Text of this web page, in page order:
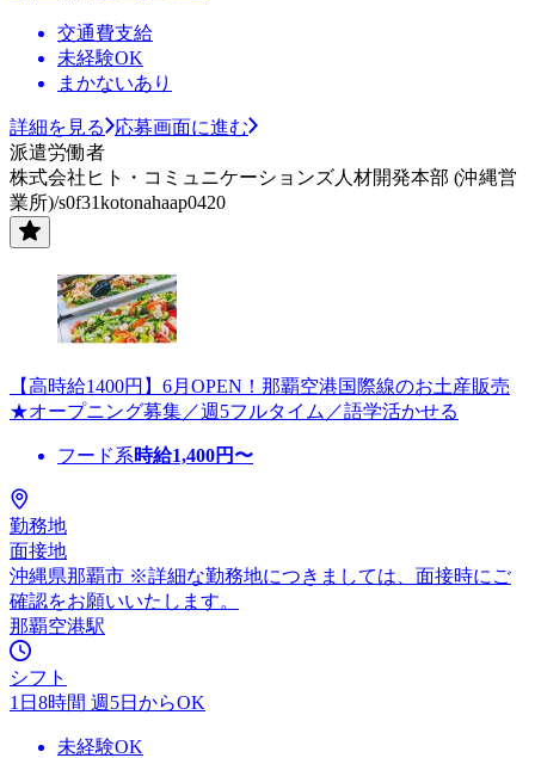
交通費支給
未経験OK
まかないあり
詳細を見る
応募画面に進む
派遣労働者
株式会社ヒト・コミュニケーションズ人材開発本部 (沖縄営
業所)/s0f31kotonahaap0420
【高時給1400円】6月OPEN！那覇空港国際線のお土産販売
★オープニング募集／週5フルタイム／語学活かせる
フード系時給1,400円〜
勤務地
面接地
沖縄県那覇市 ※詳細な勤務地につきましては、面接時にご
確認をお願いいたします。
那覇空港駅
シフト
1日8時間 週5日からOK
未経験OK